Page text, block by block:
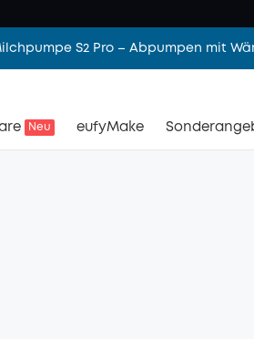
S2 Pro – Abpumpen mit
Neu eufyMake